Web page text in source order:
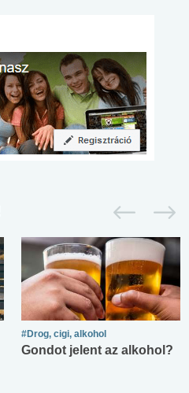
#Drog, cigi, alkohol
Gondot jelent az alkohol?